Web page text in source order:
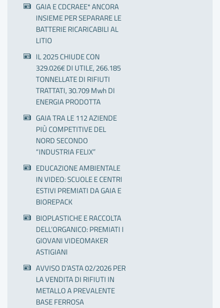
GAIA E CDCRAEE* ANCORA
INSIEME PER SEPARARE LE
BATTERIE RICARICABILI AL
LITIO
IL 2025 CHIUDE CON
329.026€ DI UTILE, 266.185
TONNELLATE DI RIFIUTI
TRATTATI, 30.709 Mwh DI
ENERGIA PRODOTTA
GAIA TRA LE 112 AZIENDE
PIÙ COMPETITIVE DEL
NORD SECONDO
“INDUSTRIA FELIX”
EDUCAZIONE AMBIENTALE
IN VIDEO: SCUOLE E CENTRI
ESTIVI PREMIATI DA GAIA E
BIOREPACK
BIOPLASTICHE E RACCOLTA
DELL’ORGANICO: PREMIATI I
GIOVANI VIDEOMAKER
ASTIGIANI
AVVISO D’ASTA 02/2026 PER
LA VENDITA DI RIFIUTI IN
METALLO A PREVALENTE
BASE FERROSA